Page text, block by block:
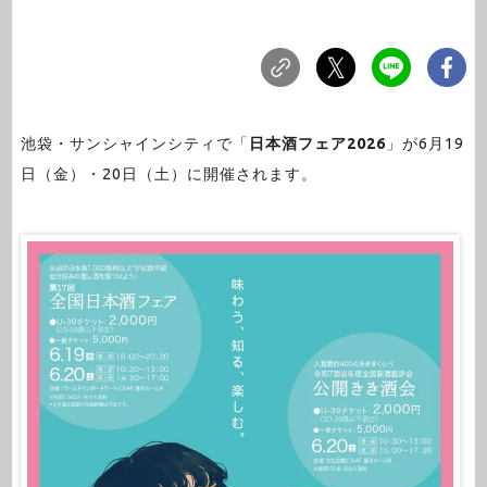
池袋・サンシャインシティで「 日本酒フェア2026」が6月19
日（金）・20日（土）に開催されます。